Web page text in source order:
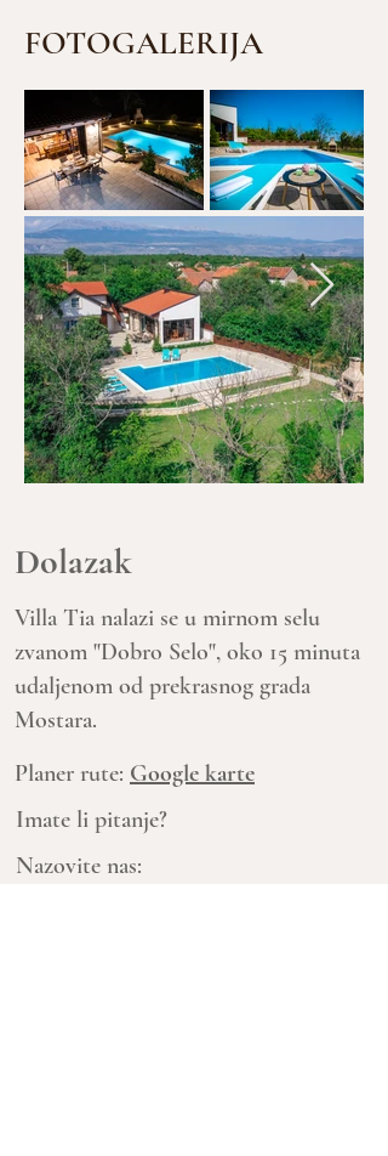
FOTOGALERIJA
Dolazak
Villa Tia nalazi se u mirnom selu
zvanom "Dobro Selo", oko 15 minuta
udaljenom od prekrasnog grada
Mostara.
Planer rute: Google karte
Imate li pitanje?
Nazovite nas: